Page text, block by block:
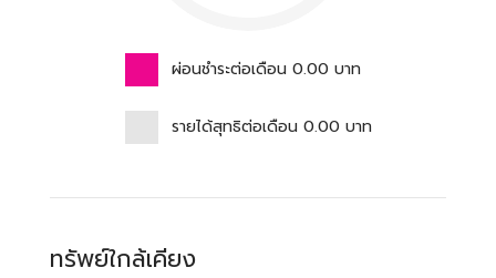
ผ่อนชำระต่อเดือน 0.00 บาท
รายได้สุทธิต่อเดือน 0.00 บาท
ทรัพย์ใกล้เคียง